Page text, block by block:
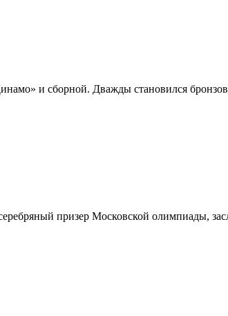
и сборной. Дважды становился
призер Московской олимпиады,